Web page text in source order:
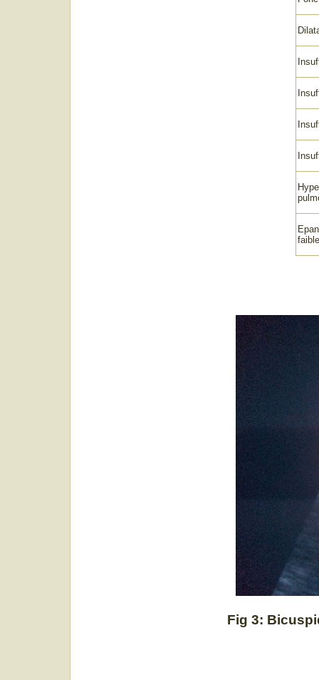
Fig 3: